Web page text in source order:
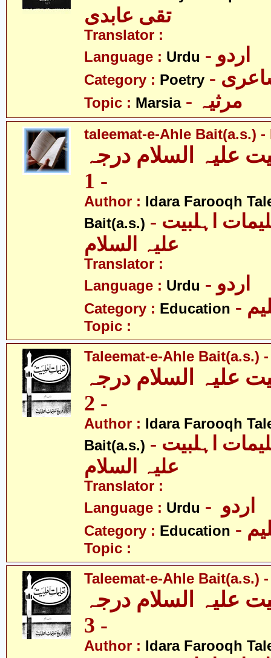
تقی عابدی
Translator :
Language : Urdu - اردو
Category : Poetry
Topic : Marsia - مرثیہ
taleemat-e-Ahle Bait(a.s.) -
علیہ السلام درجہ
- 1
Author : Idara Farooqh
Bait(a.s.) - ادارہ فروغ تعلیمات اہلبیت
علیہ السلام
Translator :
Language : Urdu - اردو
Category : Education
Topic :
Taleemat-e-Ahle Bait(a.s.)
علیہ السلام درجہ
- 2
Author : Idara Farooqh
Bait(a.s.) - ادارہ فروغ تعلیمات اہلبیت
علیہ السلام
Translator :
Language : Urdu
Category : Education
Topic :
Taleemat-e-Ahle Bait(a.s.)
علیہ السلام درجہ
- 3
Author : Idara Farooqh